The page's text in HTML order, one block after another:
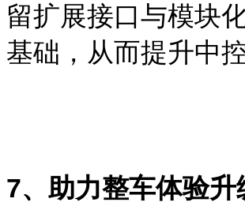
留扩展接口与模块
基础，从而提升中
7、助力整车体验